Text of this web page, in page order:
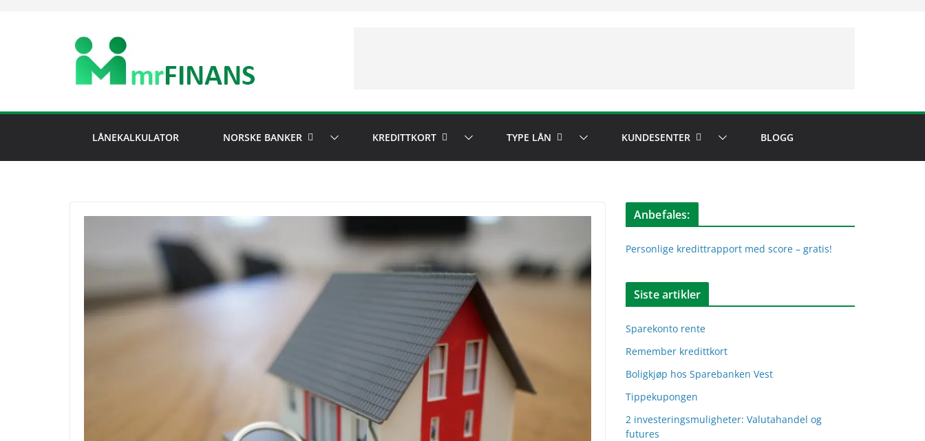
LÅNEKALKULATOR NORSKE BANKER KREDITTKORT TYPE LÅN KUNDESENTER BLOGG
Anbefales:
Personlige kredittrapport med score – gratis!
Siste artikler
Sparekonto rente
Remember kredittkort
Boligkjøp hos Sparebanken Vest
Tippekupongen
2 investeringsmuligheter: Valutahandel og
futures